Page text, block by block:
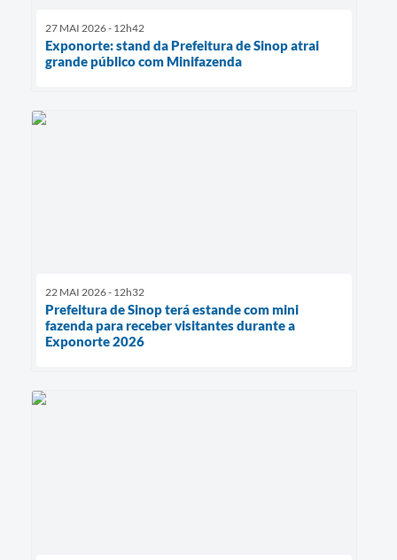
27 MAI 2026 - 12h42
Exponorte: stand da Prefeitura de Sinop atrai
grande público com Minifazenda
22 MAI 2026 - 12h32
Prefeitura de Sinop terá estande com mini
fazenda para receber visitantes durante a
Exponorte 2026